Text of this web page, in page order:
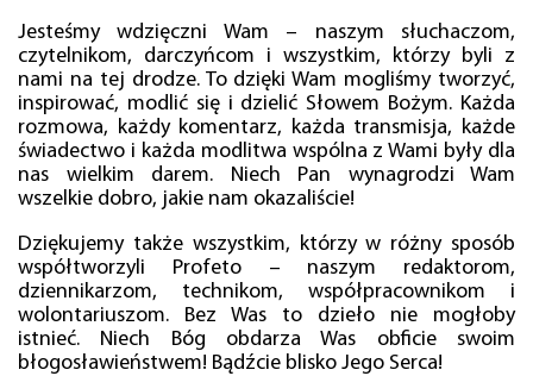
Jesteśmy wdzięczni Wam – naszym słuchaczom,
czytelnikom, darczyńcom i wszystkim, którzy byli z
nami na tej drodze. To dzięki Wam mogliśmy tworzyć,
inspirować, modlić się i dzielić Słowem Bożym. Każda
rozmowa, każdy komentarz, każda transmisja, każde
świadectwo i każda modlitwa wspólna z Wami były dla
nas wielkim darem. Niech Pan wynagrodzi Wam
wszelkie dobro, jakie nam okazaliście!
Dziękujemy także wszystkim, którzy w różny sposób
współtworzyli Profeto – naszym redaktorom,
dziennikarzom, technikom, współpracownikom i
wolontariuszom. Bez Was to dzieło nie mogłoby
istnieć. Niech Bóg obdarza Was obficie swoim
błogosławieństwem! Bądźcie blisko Jego Serca!